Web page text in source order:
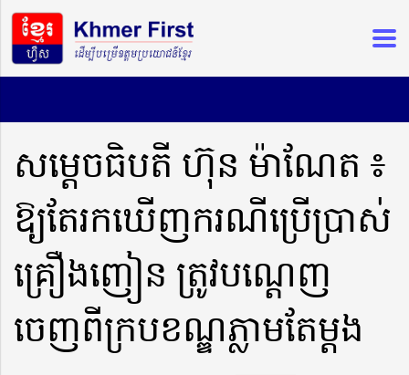
សម្តេចធិបតី ហ៊ុន ម៉ាណែត ៖
ឱ្យតែរកឃើញករណីប្រើប្រាស់
គ្រឿងញៀន ត្រូវបណ្តេញ
ចេញពីក្របខណ្ឌភ្លាមតែម្តង